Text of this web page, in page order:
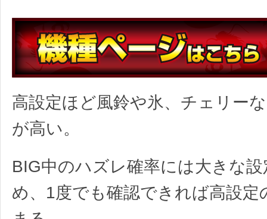
高設定ほど風鈴や氷、チェリー
が高い。
BIG中のハズレ確率には大きな
め、1度でも確認できれば高設定